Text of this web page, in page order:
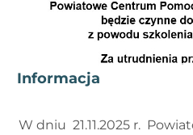
Informacja
W dniu 21.11.2025 r.